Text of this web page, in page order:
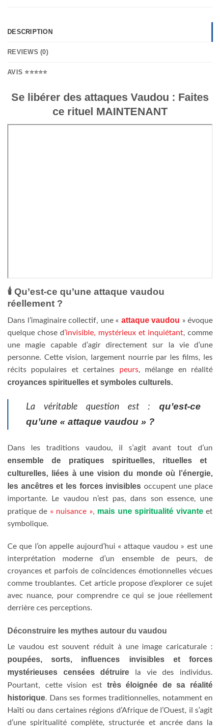
DESCRIPTION
REVIEWS (0)
AVIS ⭐⭐⭐⭐⭐
Se libérer des attaques Vaudou : Faites
ce rituel MAINTENANT
🕯️ Qu’est-ce qu’une attaque vaudou
réellement ?
Dans l’imaginaire collectif, une « attaque vaudou » évoque
quelque chose d’invisible, mystérieux et inquiétant, comme
une magie capable d’agir directement sur la vie d’une
personne. Cette vision, largement nourrie par les films, les
récits populaires et certaines peurs, mélange en réalité
croyances spirituelles et symboles culturels.
La véritable question est :
qu’est-ce
qu’une « attaque vaudou » ?
Dans les traditions vaudou, il s’agit avant tout d’un
ensemble de pratiques spirituelles, rituelles et
culturelles, liées à une vision du monde où l’énergie,
les ancêtres et les forces invisibles occupent une place
importante. Le vaudou n’est pas, dans son essence, une
pratique de « nuisance », mais une spiritualité vivante et
symbolique.
Ce que l’on appelle aujourd’hui « attaque vaudou » est une
interprétation moderne d’un ensemble de peurs, de
croyances et parfois de coïncidences émotionnelles vécues
comme troublantes. Cet article propose d’explorer ce sujet
avec nuance, pour comprendre ce qui se joue réellement
derrière ces perceptions.
Déconstruire les mythes autour du vaudou
Le vaudou est souvent réduit à une image caricaturale :
poupées, sorts, influences invisibles et forces
mystérieuses
censées détruire la vie des individus.
Pourtant, cette vision est très éloignée de sa réalité
historique. Dans ses formes traditionnelles, notamment en
Haïti ou dans certaines régions d’Afrique de l’Ouest, il s’agit
d’une spiritualité complète, structurée et ancrée dans la